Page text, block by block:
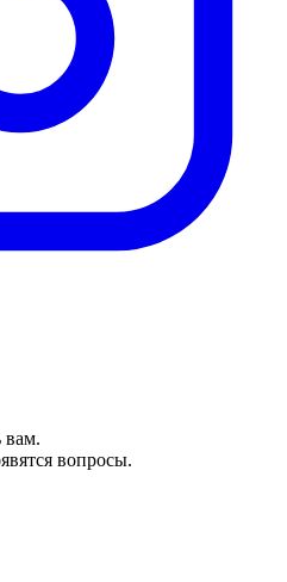
вам.
вопросы.